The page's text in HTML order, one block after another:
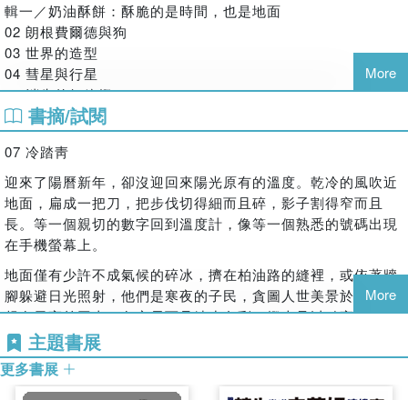
有一些迷人的散文特質，譬如純真、典正、氣派、清朗……，
如今已經很罕見了。然而，閱讀陳育律的散文時，這些看似悠
遠的氣質忽然都來到我眼前。陳育律以詩人之心寫散文，描繪
世界萬物的造型，驗證生命流動的軌跡，在他的文字世界，所
有事物顯得那麼寧謐、那麼不惹塵埃。或許因為有所掛懷，他
關注日常移動與微渺小事，在其中投注了鄭重的信念與敬意。
我喜歡這份鄭重，以及育律從少年維持到現在的那種純真感。
將純真託付於散文，那是再好不過了。
──凌性傑（作家）
詩人寫起散文，就像在製作甜品，從頭到尾，悉心揀配材料、
聰穎妝飾而成，一道玲瓏細緻的《神不吃甜點吧》，況味明暗
層疊，讓人望而垂涎，嘗過後便吮指回味再三。育律眨著一雙
情思纖敏的天生詩眼，溯梳、剪貼種種困窘顛躓、行旅途經，
覺。一篇篇娓娓敘說的字彙，宛若穿灑透明玻璃一抹斜日裡的
浮塵，絮絮懸懸，於是記憶裡愛過的人，戀過的物，念過的
輯一／奶油酥餅：酥脆的是時間，也是地面
02 朗根費爾德與狗
03 世界的造型
04 彗星與行星
05 消失的紅綠燈
06 在滑鐵盧車站底下
07 冷踏青
08 倫敦遊戲
09 玻璃碎片
10 離開查頓街二十九號之後
11 法蘭克福鐵橋上的鴿
12 世界的盡頭
14 是我的海
輯二／閃電泡芙：電光石火之後，揮之不去
15 掉了就掉了
16 就算時間不回頭
17 他走了帶不走你的天堂
18 過了就不再回來
More
書摘/試閱
07 冷踏靑
迎來了陽曆新年，卻沒迎回來陽光原有的溫度。乾冷的風吹近
地面，扁成一把刀，把步伐切得細而且碎，影子割得窄而且
長。等一個親切的數字回到溫度計，像等一個熟悉的號碼出現
在手機螢幕上。
地面僅有少許不成氣候的碎冰，擠在柏油路的縫裡，或依著牆
腳躲避日光照射，他們是寒夜的子民，貪圖人世美景於是忘了
趕在天亮前回去。冬夜長而且缺少色彩，燈火足以點亮城市，
卻沒有辦法溫暖寂寞的夢境。
每一束風都冷酷而銳利的夜裡，孤寂在燭火裡醒了過來，脣語
要我起身將窗門緊閉，人的慾念太被詬病，只有向命運展現單
More
主題書展
更多書展